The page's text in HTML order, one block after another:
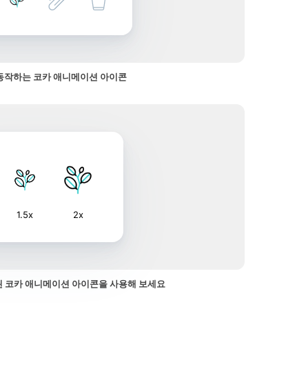
작하는 코카 애니메이션 아이콘
1.5x 2x
코카 애니메이션 아이콘을 사용해 보세요